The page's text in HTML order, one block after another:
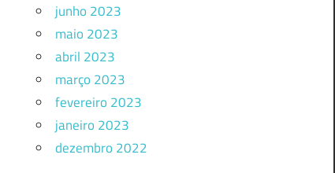
junho 2023
maio 2023
abril 2023
março 2023
fevereiro 2023
janeiro 2023
dezembro 2022